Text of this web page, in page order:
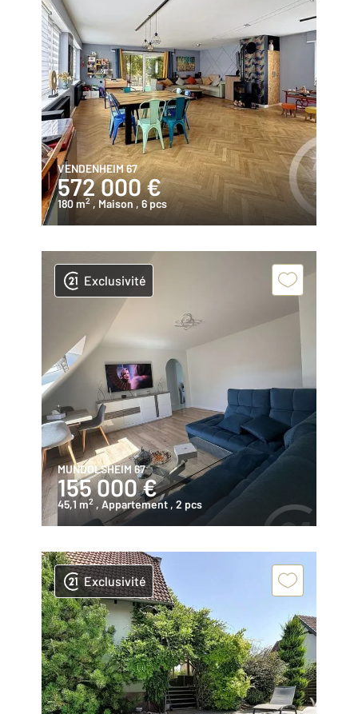
VENDENHEIM 67
572 000 €
180 m2 , Maison , 6 pcs
Exclusivité
MUNDOLSHEIM 67
155 000 €
45,1 m2 , Appartement , 2 pcs
Exclusivité